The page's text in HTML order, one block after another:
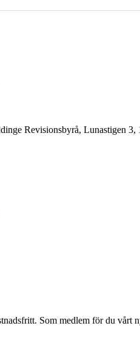
Revisionsbyrå, Lunastigen 3,
Som medlem för du vårt